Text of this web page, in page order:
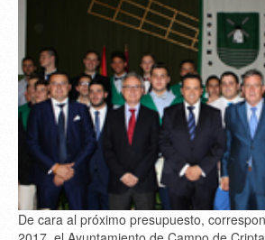
De cara al próximo presupuesto,